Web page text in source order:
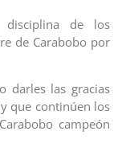
disciplina de los
de Carabobo por
darles las gracias
que continúen los
campeón